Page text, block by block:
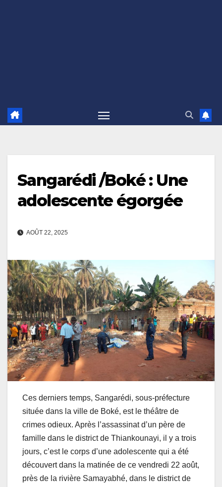
Sangarédi /Boké : Une
adolescente égorgée
AOÛT 22, 2025
Ces derniers temps, Sangarédi, sous-préfecture
située dans la ville de Boké, est le théâtre de
crimes odieux. Après l’assassinat d’un père de
famille dans le district de Thiankounayi, il y a trois
jours, c’est le corps d’une adolescente qui a été
découvert dans la matinée de ce vendredi 22 août,
près de la rivière Samayabhé, dans le district de